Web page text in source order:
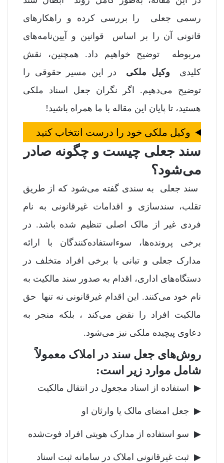
رسمی جعلی را بررسی کرده و راهکارهای
قانونی آن را بر اساس قوانین و آیین‌نامه‌های
مربوطه توضیح خواهیم داد. همچنین، نقش
کلیدی وکیل ملکی
در این مسیر حقوقی را
توضیح می‌دهیم. اگر نگران جعل اسناد ملکی
هستید، تا پایان این مقاله با ما همراه باشید!
وکیل ملکی خود را درست انتخاب کنید
سند جعلی چیست و چگونه صادر
می‌شود؟
سند جعلی به سندی گفته می‌شود که از طریق
تقلب، سندسازی و اقدامات غیرقانونی به نام
فردی غیر از مالک اصلی تنظیم شده باشد. در
برخی پرونده‌ها، سوءاستفاده‌کنندگان با ارائه
مدارک جعلی و تبانی با برخی افراد متخلف در
دستگاه‌های اداری، اقدام به صدور سند مالکیت به
نام خود می‌کنند. این اقدام غیرقانونی نه تنها حق
مالکیت افراد را نقض می‌کند ، بلکه منجر به
دعاوی پیچیده ملکی نیز می‌شود.
روش‌های جعل سند در املاک معمولاً
شامل موارد زیر است:
▶ استفاده از اسناد مجعول در انتقال مالکیت
▶ جعل امضای مالک یا وارثان او
▶ سو استفاده از مدارک هویتی افراد فوت‌شده
▶ ثبت غیرقانونی املاک در سامانه ثبت اسناد